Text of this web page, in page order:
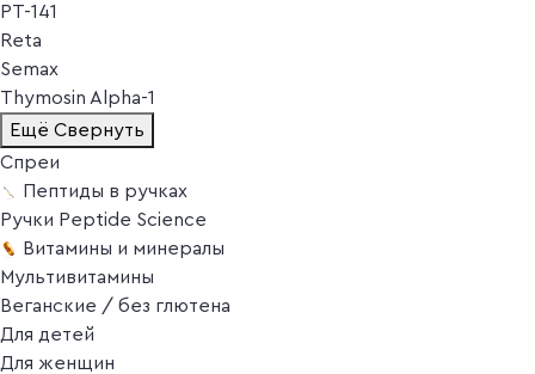
PT-141
Reta
Semax
Thymosin Alpha-1
Ещё Свернуть
Спреи
Пептиды в ручках
Ручки Peptide Science
Витамины и минералы
Мультивитамины
Веганские / без глютена
Для детей
Для женщин